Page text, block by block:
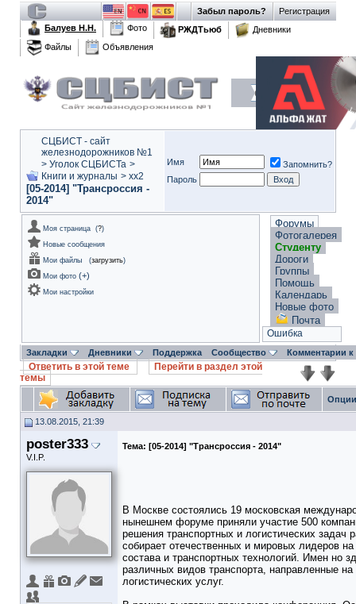
Регистрация
Забыл пароль?
Балуев Н.Н.
Фото РЖДТьюб
Дневники
Файлы
Объявления
СЦБИСТ - сайт
железнодорожников №1
> Уголок СЦБИСТа >
Книги и журналы > xx2
[05-2014] "Трансроссия -
2014"
Имя
Запомнить?
Пароль
Моя страница (?)
Новые сообщения
Мои файлы
(загрузить)
Мои фото (+)
Мои настройки
Форумы
Фотогалерея
Студенту
Дороги
Группы
Помощь
Календарь
Новые фото
Почта
Ошибка
Закладки Дневники Поддержка Сообщество Комментарии
Ответить в этой теме
Перейти в раздел этой
темы
13.08.2015, 21:39
poster333
V.I.P.
Тема: [05-2014] "Трансроссия - 2014"
В Москве состоялись 19 московская
нынешнем форуме приняли участие 500
решения транспортных и логистических задач
собирает отечественных и мировых лидеров
состава и транспортных технологий. Имен но
различных видов транспорта, направленные
логистических услуг.